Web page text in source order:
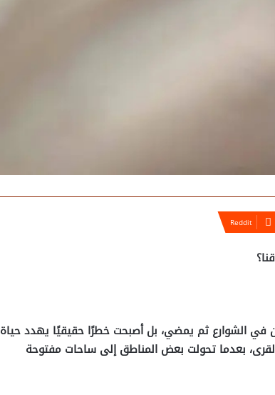
في الشوارع ثم يمضي، بل أصبحت خطرًا حقيقيًا يهدد حياة
بعدما تحولت بعض المناطق إلى ساحات مفتوحة